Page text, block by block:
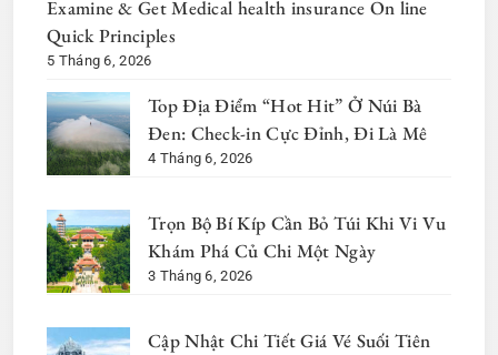
Examine & Get Medical health insurance On line
Quick Principles
5 Tháng 6, 2026
Top Địa Điểm “Hot Hit” Ở Núi Bà
Đen: Check-in Cực Đỉnh, Đi Là Mê
4 Tháng 6, 2026
Trọn Bộ Bí Kíp Cần Bỏ Túi Khi Vi Vu
Khám Phá Củ Chi Một Ngày
3 Tháng 6, 2026
Cập Nhật Chi Tiết Giá Vé Suối Tiên